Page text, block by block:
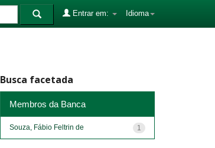
Idioma
Entrar em:
Busca facetada
Membros da Banca
1
Souza, Fábio Feltrin de